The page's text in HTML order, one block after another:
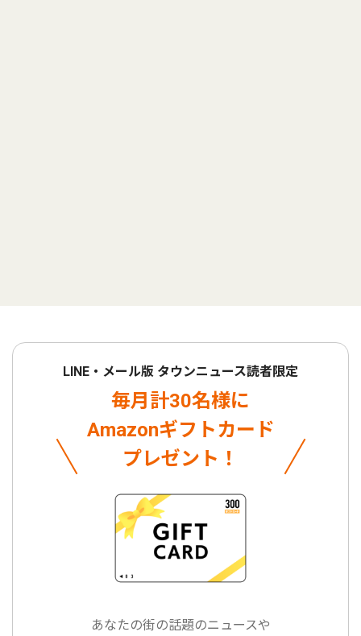
LINE・メール版 タウンニュース読者限定
毎月計30名様に
Amazonギフトカード
プレゼント！
あなたの街の話題のニュースや